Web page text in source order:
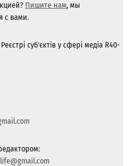
Пишите нам, мы
с вами.
суб'єктів у сфері медіа R40-